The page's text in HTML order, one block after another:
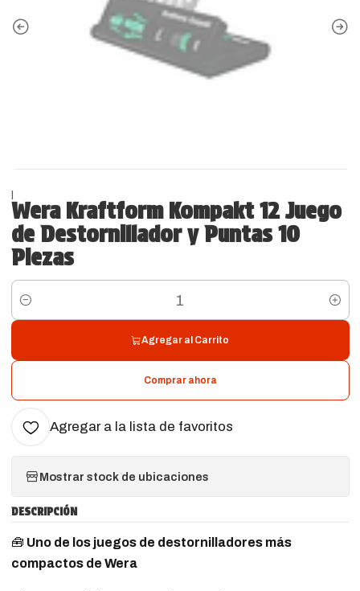
|
Wera Kraftform Kompakt 12 Juego
de Destornillador y Puntas 10
Piezas
Cantidad
Agregar al Carrito
Comprar ahora
Agregar a la lista de favoritos
Mostrar stock de ubicaciones
DESCRIPCIÓN
🧰 Uno de los juegos de destornilladores más
compactos de Wera